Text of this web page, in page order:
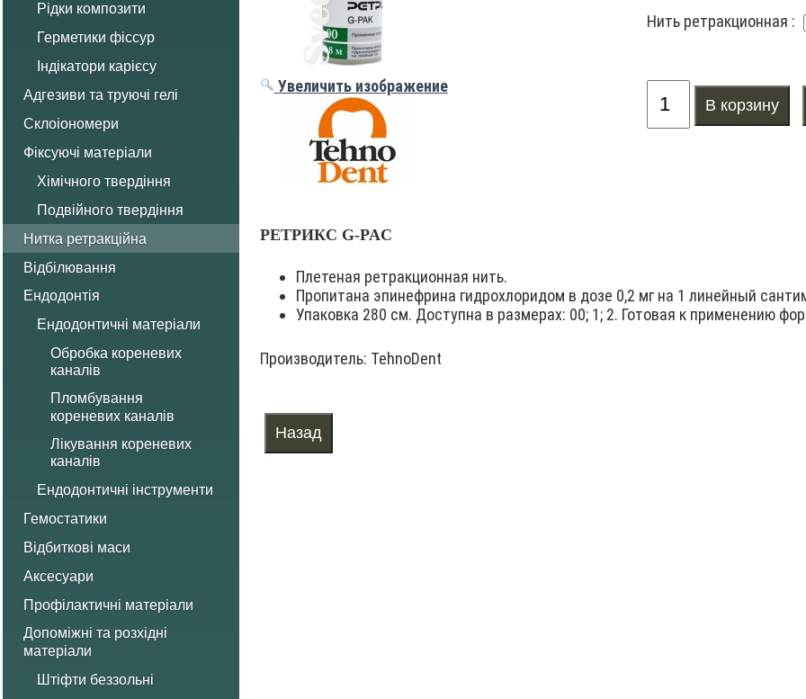
Рідки композити
Герметики фіссур
Індікатори карієсу
Адгезиви та труючі гелі
Склоіономери
Фіксуючі матеріали
Хімічного твердіння
Подвійного твердіння
Нитка ретракційна
Відбілювання
Ендодонтія
Ендодонтичні матеріали
Обробка кореневих
каналів
Пломбування
кореневих каналів
Лікування кореневих
каналів
Ендодонтичні інструменти
Гемостатики
Відбиткові маси
Аксесуари
Профілактичні матеріали
Допоміжні та розхідні
матеріали
Штіфти беззольні
Увеличить изображение
Нить ретракционная :
РЕТРИКС G-PAC
Плетеная ретракционная нить.
Пропитана эпинефрина гидрохлоридом в дозе 0,2 мг на 1 линейный
Упаковка 280 см. Доступна в размерах: 00; 1; 2. Готовая к применению
Производитель: TehnoDent